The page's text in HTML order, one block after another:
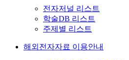
전자저널 리스트
학술DB 리스트
주제별 리스트
해외전자자료 이용안내